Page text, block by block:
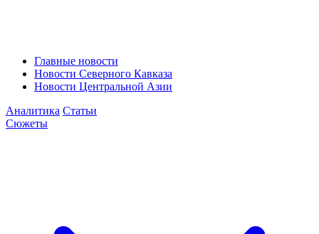
Главные новости
Новости Северного Кавказа
Новости Центральной Азии
Аналитика Статьи
Сюжеты